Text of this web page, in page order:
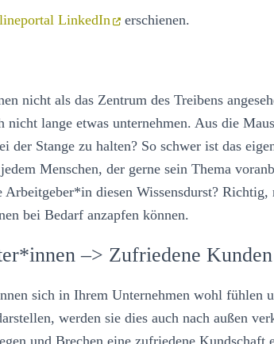
LinkedIn erschienen.
nicht als das Zentrum des Treibens
lange etwas unternehmen. Aus die
Stange zu halten? So schwer ist das
Menschen, der gerne sein Thema
diesen Wissensdurst? Richtig,
bei Bedarf anzapfen können.
–> Zufriedene
sich in Ihrem Unternehmen wohl fühlen
werden sie dies auch nach außen
und Brechen eine zufriedene Kundschaft